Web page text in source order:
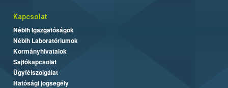
Kapcsolat
Nébih Igazgatóságok
Nébih Laboratóriumok
Kormányhivatalok
Sajtókapcsolat
Ügyfélszolgálat
Hatósági jogsegély